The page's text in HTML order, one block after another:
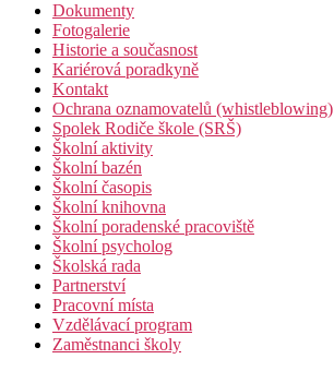
Dokumenty
Fotogalerie
Historie a současnost
Kariérová poradkyně
Kontakt
Ochrana oznamovatelů (whistleblowing)
Spolek Rodiče škole (SRŠ)
Školní aktivity
Školní bazén
Školní časopis
Školní knihovna
Školní poradenské pracoviště
Školní psycholog
Školská rada
Partnerství
Pracovní místa
Vzdělávací program
Zaměstnanci školy